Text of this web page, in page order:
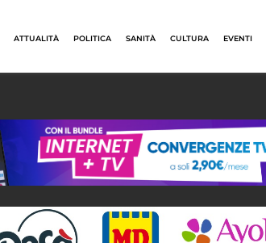
ATTUALITÀ POLITICA SANITÀ CULTURA EVENTI